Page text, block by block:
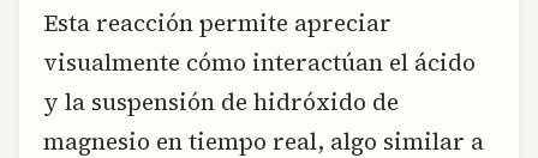
Esta reacción permite apreciar
visualmente cómo interactúan el ácido
y la suspensión de hidróxido de
magnesio en tiempo real, algo similar a